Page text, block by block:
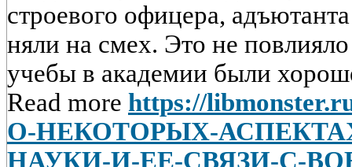
стро­евого офицера,
няли на смех. Это не
учебы в академии были
Read more https://
О-НЕКОТОРЫХ-
НАУКИ-И-ЕЕ-СВЯЗИ-С-